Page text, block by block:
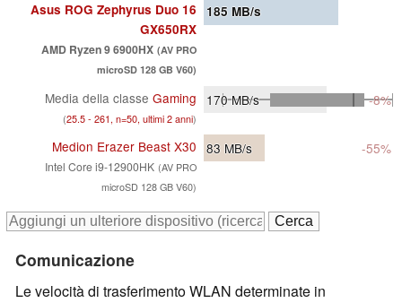
Asus ROG Zephyrus Duo 16
GX650RX
AMD Ryzen 9 6900HX (AV PRO
microSD 128 GB V60)
185 MB/s
Media della classe Gaming
(25.5 - 261, n=50, ultimi 2 anni)
170MB/s -8%
Medion Erazer Beast X30
Intel Core i9-12900HK (AV PRO
microSD 128 GB V60)
83 MB/s -55%
Comunicazione
Le velocità di trasferimento WLAN determinate in